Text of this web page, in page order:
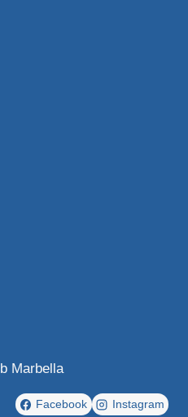
Marbella
Facebook Instagram